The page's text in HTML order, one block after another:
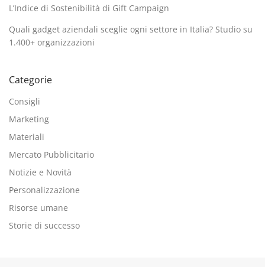
L’Indice di Sostenibilità di Gift Campaign
Quali gadget aziendali sceglie ogni settore in Italia? Studio su
1.400+ organizzazioni
Categorie
Consigli
Marketing
Materiali
Mercato Pubblicitario
Notizie e Novità
Personalizzazione
Risorse umane
Storie di successo